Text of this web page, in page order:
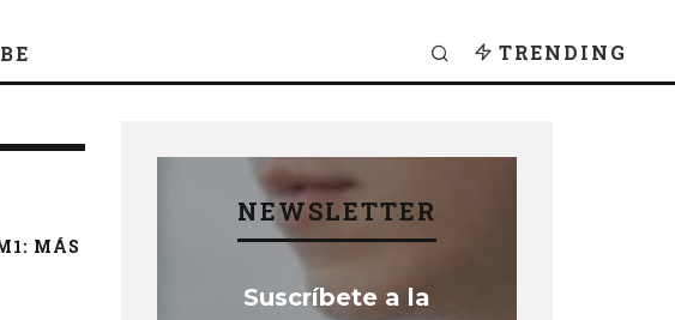
TRENDING
MÁS
NEWSLETTER
Suscríbete a la